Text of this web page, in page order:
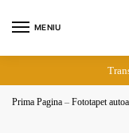
MENIU
Prima Pagina – Fototapet